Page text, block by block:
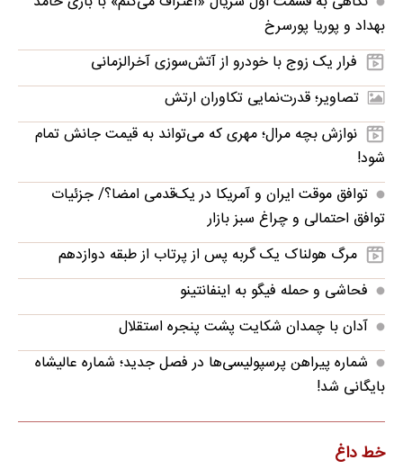
بهداد و پوریا پورسرخ
فرار یک زوج با خودرو از آتش‌سوزی آخرالزمانی
تصاویر؛ قدرت‌نمایی تکاوران ارتش
نوازش بچه مرال؛ مهری که می‌تواند به قیمت جانش تمام
شود!
توافق موقت ایران و آمریکا در یک‌قدمی امضا؟/ جزئیات
توافق احتمالی و چراغ سبز بازار
مرگ هولناک یک گربه پس از پرتاب از طبقه دوازدهم
فحاشی و حمله فیگو به اینفانتینو
آدان با چمدان شکایت پشت پنجره استقلال
شماره پیراهن پرسپولیسی‌ها در فصل جدید؛ شماره عالیشاه
بایگانی شد!
خط داغ